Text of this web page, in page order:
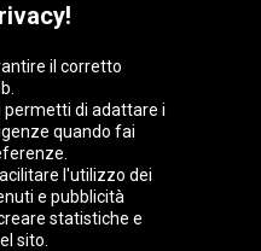
Deutschland Éire
il corretto
permetti di adattare i
quando fai
l'utilizzo dei
e pubblicità
statistiche e
sito.